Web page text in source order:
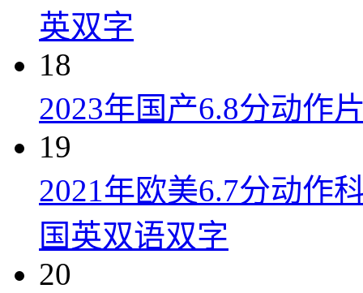
英双字
18
2023年国产6.8分动作
19
2021年欧美6.7分动作
国英双语双字
20